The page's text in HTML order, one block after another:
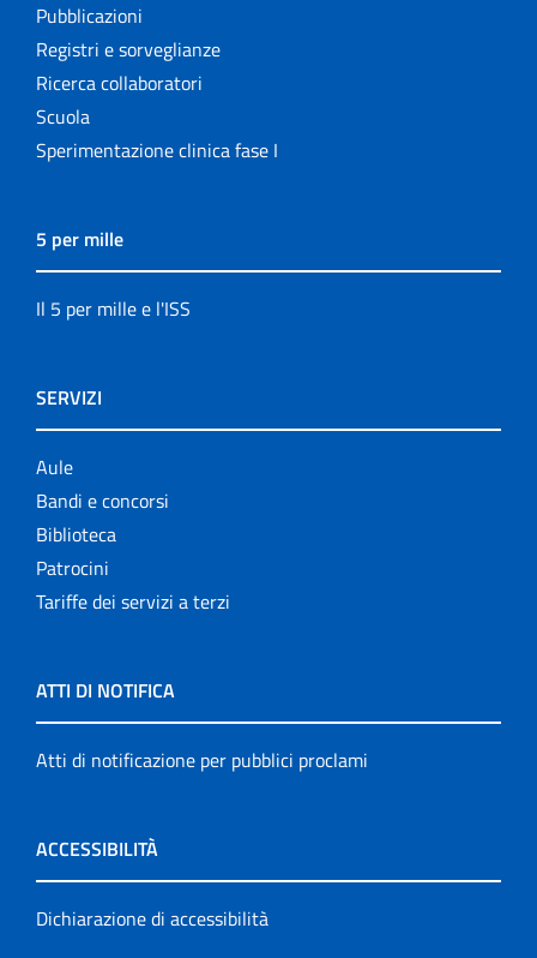
Pubblicazioni
Registri e sorveglianze
Ricerca collaboratori
Scuola
Sperimentazione clinica fase I
5 per mille
Il 5 per mille e l'ISS
SERVIZI
Aule
Bandi e concorsi
Biblioteca
Patrocini
Tariffe dei servizi a terzi
ATTI DI NOTIFICA
Atti di notificazione per pubblici proclami
ACCESSIBILITÀ
Dichiarazione di accessibilità